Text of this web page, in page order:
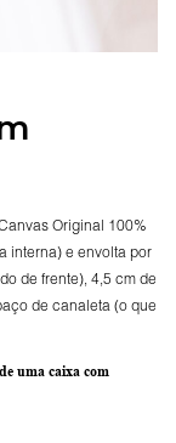
Original 100%
interna) e envolta por
de frente), 4,5 cm de
de canaleta (o que
uma caixa com